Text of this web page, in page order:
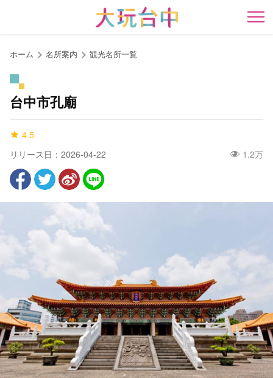
開
ホーム 名所案内 観光名所一覧
台中市孔廟
4.5
リリース日：2026-04-22
1.2万